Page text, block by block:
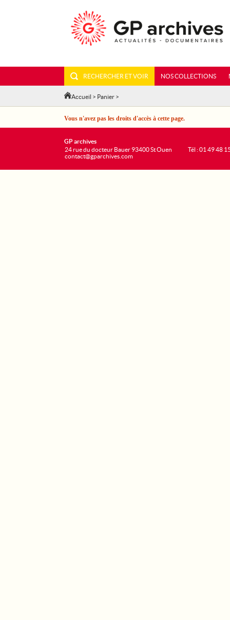
RECHERCHER ET VOIR NOS COLLECTIONS
Accueil > Panier >
Vous n'avez pas les droits d'accès à cette page.
GP archives
24 rue du docteur Bauer 93400 St Ouen
contact@gparchives.com
Tél : 01 49 48